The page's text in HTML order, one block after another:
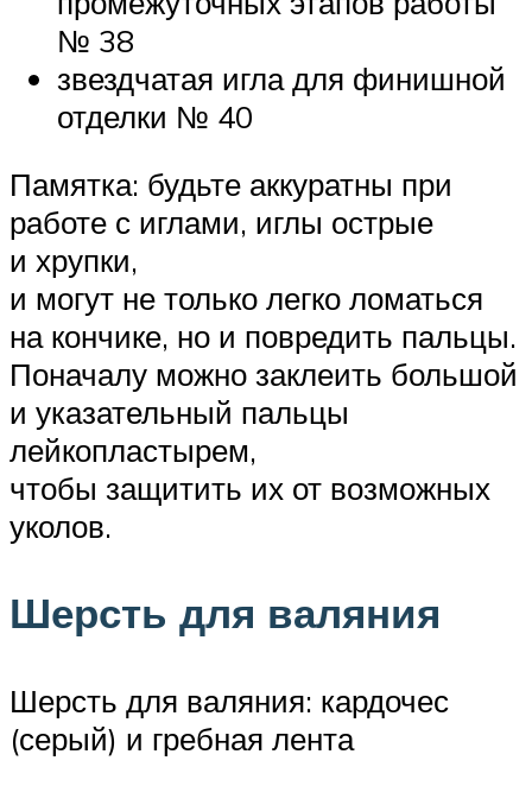
№ 38
звездчатая игла для финишной
отделки № 40
Памятка: будьте аккуратны при
работе с иглами, иглы острые
и хрупки,
и могут не только легко ломаться
на кончике, но и повредить пальцы.
Поначалу можно заклеить большой
и указательный пальцы
лейкопластырем,
чтобы защитить их от возможных
уколов.
Шерсть для валяния
Шерсть для валяния: кардочес
(серый) и гребная лента